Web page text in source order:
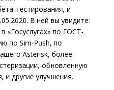
тестирования, и
В ней вы увидите:
«Госуслугах» по ГОСТ-
по Sim-Push, по
Asterisk, более
обновленную
и другие улучшения.